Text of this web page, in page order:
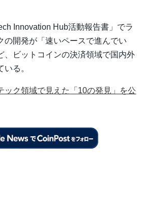
Innovation Hub活動報告書」でラ
の開発が「速いペースで進んでい
、ビットコインの決済領域で国内外
る。
ック領域で見えた「10の発見」を公